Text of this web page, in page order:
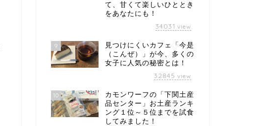
て、甘くて楽しいひととき
をあなたにも！
34031 view
9
見つけにくいカフェ「今是
（こんぜ）」が今、多くの
女子に人気の秘密とは！
32845 view
10
カモンワーフの「下関土産
品センター」お土産ランキ
ング１位～５位までを試食
してみました！